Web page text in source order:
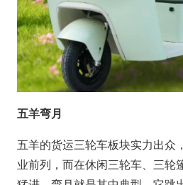
五羊弯月
五羊的货运三轮车板块实力出众
业前列，而在休闲三轮车、三轮